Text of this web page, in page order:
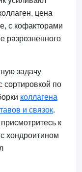
цена
с кофакторами
разрозненного
задачу
сортировкой по
коллагена
и связок.
к
хондроитином